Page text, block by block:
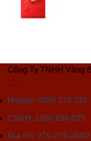
Công Ty TNHH Vàng
Hotline: 0985 270 035
CSKH: 1900 638 035
Địa chỉ: 276-278-284/